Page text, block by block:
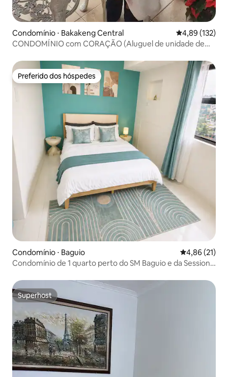
Condomínio ⋅ Bakakeng Central 4,89 de uma
4,89 (132)
CONDOMÍNIO com CORAÇÃO (Aluguel de unidade de
Preferido dos hóspedes
Preferido dos hóspedes
Condomínio ⋅ Baguio 4,86 de uma
4,86 (21)
Condomínio de 1 quarto perto do SM Baguio e da Session
Superhost
Superhost